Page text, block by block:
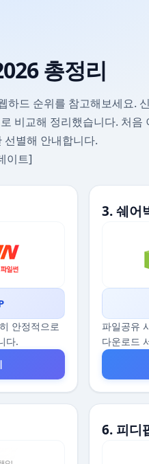
총정리
하드 순위를 참고해보세요.
비교해 정리했습니다. 처음
선별해 안내합니다.
이트]
안정적으로
다.
3. 쉐어
파일공유
다운로드
6. 피디